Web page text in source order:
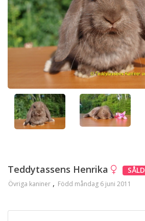
Teddytassens Henrika SÅLD
Övriga kaniner Född måndag 6 juni 2011